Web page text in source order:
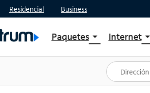
Residencial Business
Paquetesarrow_drop_down
Ver paquetes
Spectrum One
Mejores ofertas
Internetarrow_drop_down
Planes